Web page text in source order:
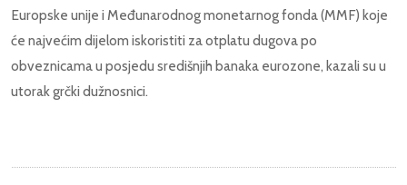
Europske unije i Međunarodnog monetarnog fonda (MMF) koje
će najvećim dijelom iskoristiti za otplatu dugova po
obveznicama u posjedu središnjih banaka eurozone, kazali su u
utorak grčki dužnosnici.